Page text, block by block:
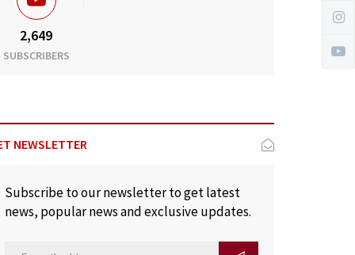
2,649
SUBSCRIBERS
NEWSLETTER
Subscribe to our newsletter to get latest
news, popular news and exclusive updates.